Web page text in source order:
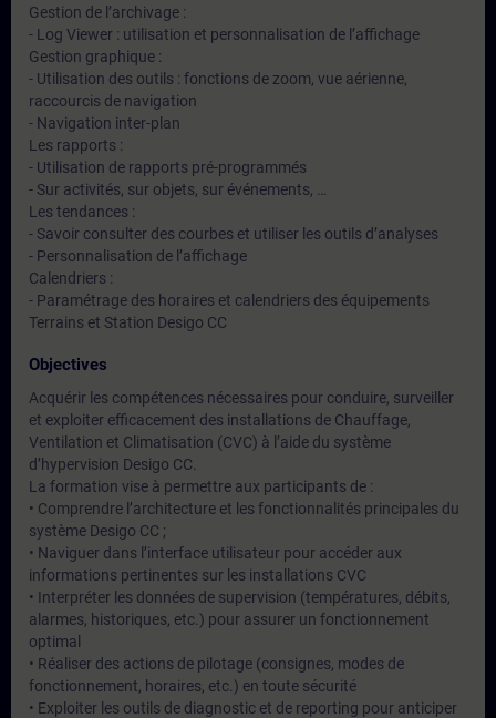
Gestion de l’archivage :
- Log Viewer : utilisation et personnalisation de l’affichage
Gestion graphique :
- Utilisation des outils : fonctions de zoom, vue aérienne,
raccourcis de navigation
- Navigation inter-plan
Les rapports :
- Utilisation de rapports pré-programmés
- Sur activités, sur objets, sur événements, …
Les tendances :
- Savoir consulter des courbes et utiliser les outils d’analyses
- Personnalisation de l’affichage
Calendriers :
- Paramétrage des horaires et calendriers des équipements
Terrains et Station Desigo CC
Objectives
Acquérir les compétences nécessaires pour conduire, surveiller
et exploiter efficacement des installations de Chauffage,
Ventilation et Climatisation (CVC) à l’aide du système
d’hypervision Desigo CC.
La formation vise à permettre aux participants de :
• Comprendre l’architecture et les fonctionnalités principales du
système Desigo CC ;
• Naviguer dans l’interface utilisateur pour accéder aux
informations pertinentes sur les installations CVC
• Interpréter les données de supervision (températures, débits,
alarmes, historiques, etc.) pour assurer un fonctionnement
optimal
• Réaliser des actions de pilotage (consignes, modes de
fonctionnement, horaires, etc.) en toute sécurité
• Exploiter les outils de diagnostic et de reporting pour anticiper